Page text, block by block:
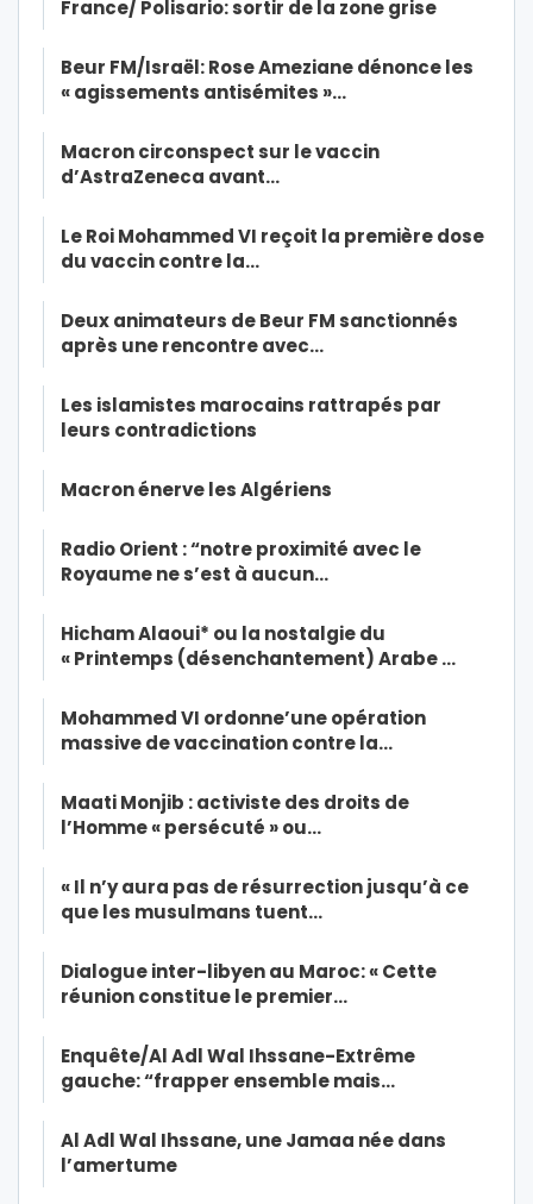
France/ Polisario: sortir de la zone grise
Beur FM/Israël: Rose Ameziane dénonce les
« agissements antisémites »…
Macron circonspect sur le vaccin
d’AstraZeneca avant…
Le Roi Mohammed VI reçoit la première dose
du vaccin contre la…
Deux animateurs de Beur FM sanctionnés
après une rencontre avec…
Les islamistes marocains rattrapés par
leurs contradictions
Macron énerve les Algériens
Radio Orient : “notre proximité avec le
Royaume ne s’est à aucun…
Hicham Alaoui* ou la nostalgie du
« Printemps (désenchantement) Arabe …
Mohammed VI ordonne’une opération
massive de vaccination contre la…
Maati Monjib : activiste des droits de
l’Homme « persécuté » ou…
« Il n’y aura pas de résurrection jusqu’à ce
que les musulmans tuent…
Dialogue inter-libyen au Maroc: « Cette
réunion constitue le premier…
Enquête/Al Adl Wal Ihssane-Extrême
gauche: “frapper ensemble mais…
Al Adl Wal Ihssane, une Jamaa née dans
l’amertume